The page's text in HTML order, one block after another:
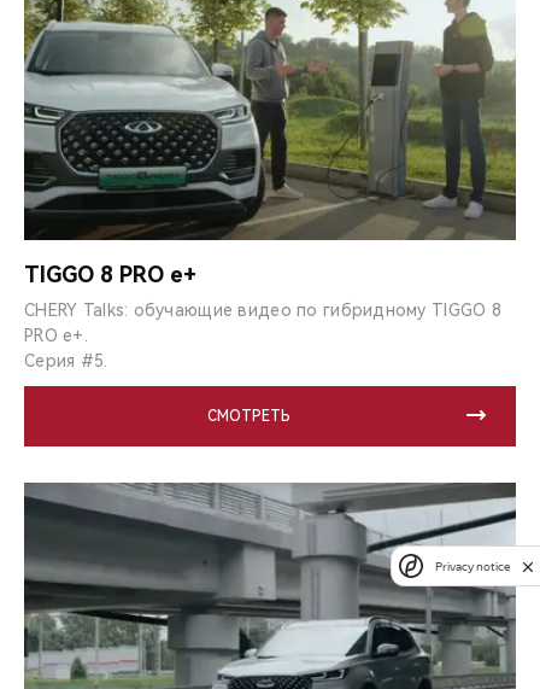
TIGGO 8 PRO e+
CHERY Talks: обучающие видео по гибридному TIGGO 8
PRO e+.
Серия #5.
СМОТРЕТЬ
Privacy notice